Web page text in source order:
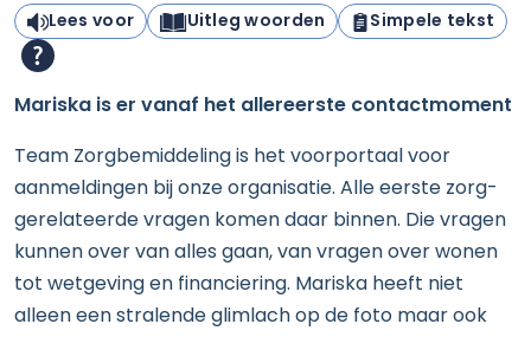
Lees voor Uitleg woorden Simpele tekst
Mariska is er vanaf het allereerste contactmoment
Team Zorgbemiddeling is het voorportaal voor
aanmeldingen bij onze organisatie. Alle eerste zorg-
gerelateerde vragen komen daar binnen. Die vragen
kunnen over van alles gaan, van vragen over wonen
tot wetgeving en financiering. Mariska heeft niet
alleen een stralende glimlach op de foto maar ook